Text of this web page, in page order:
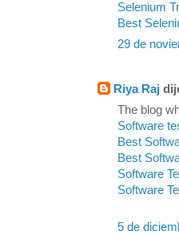
Selenium
Best
29 de
Riya Raj
The blog
Software
Best
Best
Software
Software
5 de